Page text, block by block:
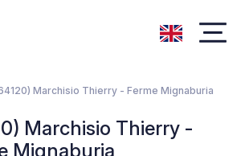
Marchisio Thierry - Ferme Mignaburia
Marchisio Thierry -
Mignaburia